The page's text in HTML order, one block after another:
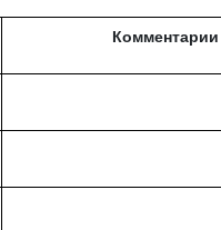
Комментарии